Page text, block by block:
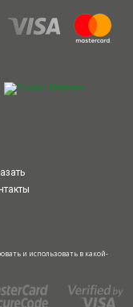
и использовать в какой-